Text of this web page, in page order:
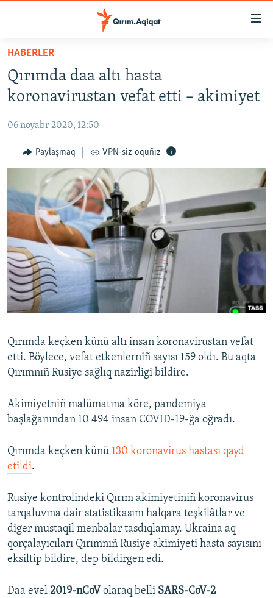
Esas
qaytmaq
Baş
qaytmaq
qaytmaq
HABERLER
SİYASET
CEMİYET
MEDENİYET
İNSAN AQLARI
VİDEO
SÜRET
BLOGLAR
FİKİR
Русский
Українською
QOŞULIÑIZ!
RFE/RS bütün saytları
HABERLER
Qırımda daa altı hasta
koronavirustan vefat etti – akimiyet
06 noyabr 2020, 12:50
Paylaşmaq VPN-siz oquñız
Qırımda keçken künü altı insan koronavirustan vefat
etti. Böylece, vefat etkenlerniñ sayısı 159 oldı. Bu aqta
Qırımnıñ Rusiye sağlıq nazirligi bildire.
Akimiyetniñ malümatına köre, pandemiya
başlağanından 10 494 insan COVID-19-ğa oğradı.
Qırımda keçken künü 130 koronavirus hastası qayd
etildi.
Rusiye kontrolindeki Qırım akimiyetiniñ koronavirus
tarqaluvına dair statistikasını halqara teşkilâtlar ve
diger mustaqil menbalar tasdıqlamay. Ukraina aq
qorçalayıcıları Qırımnıñ Rusiye akimiyeti hasta sayısını
eksiltip bildire, dep bildirgen edi.
Daa evel 2019-nCoV olaraq belli SARS-CoV-2